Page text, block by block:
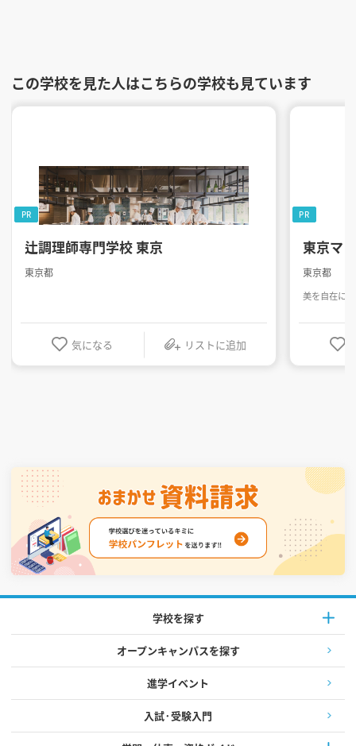
この学校を見た人はこちらの学校も見ています
辻調理師専門学校 東京
東京都
気になる リストに追加
PR
東京マ
東京都
美を自在に
PR
学校を探す
オープンキャンパスを探す
進学イベント
入試·受験入門